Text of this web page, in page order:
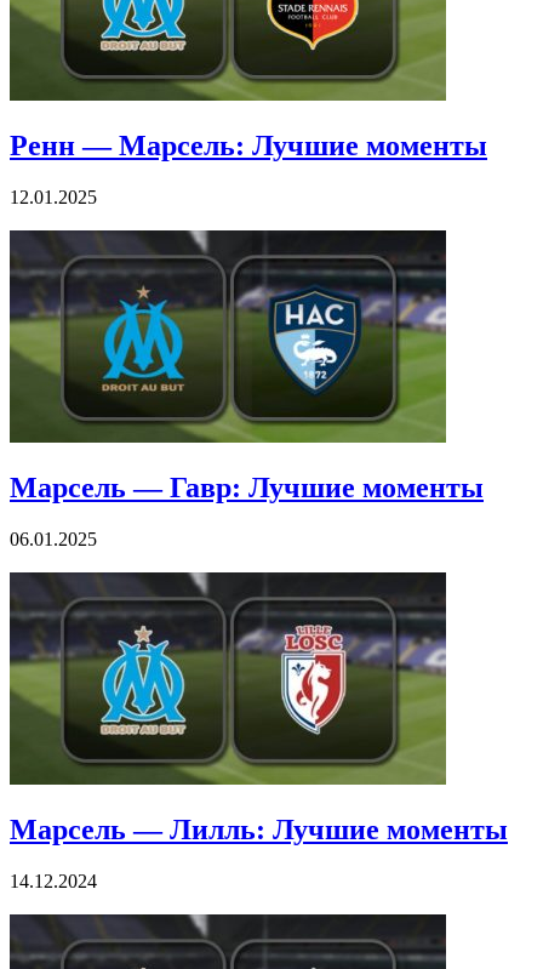
Ренн — Марсель: Лучшие моменты
12.01.2025
Марсель — Гавр: Лучшие моменты
06.01.2025
Марсель — Лилль: Лучшие моменты
14.12.2024